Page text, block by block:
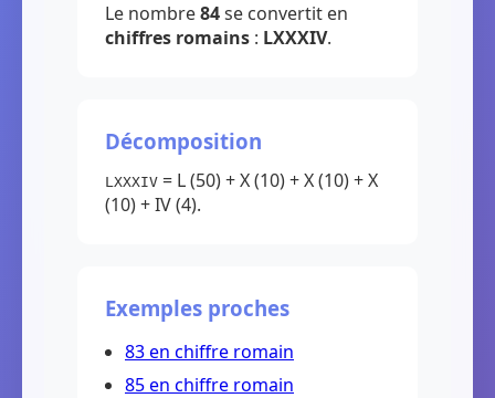
Le nombre84se convertit en
chiffres romains : LXXXIV.
Décomposition
LXXXIV = L (50) + X (10) + X (10) + X
(10) + IV (4).
Exemples proches
83 en chiffre romain
85 en chiffre romain